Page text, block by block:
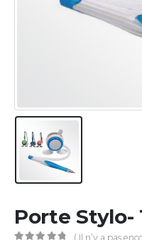
Porte Stylo-
( Il n’y a pas